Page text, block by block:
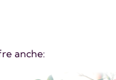
anche: